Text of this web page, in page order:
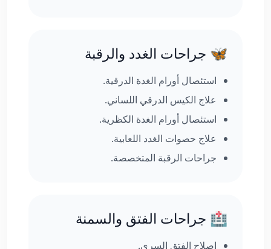
🦋 جراحات الغدد والرقبة
استئصال أورام الغدة الدرقية.
علاج الكيس الدرقي اللساني.
استئصال أورام الغدة الكظرية.
علاج حصوات الغدد اللعابية.
جراحات الرقبة المتخصصة.
🏥 جراحات الفتق والسمنة
إصلاح الفتق السري.